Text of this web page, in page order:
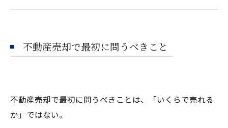
相続・承継の視点で売却を考える
売る・持つ・活用するを比較する5つの視点
まとめ：売却は出口ではなく資産戦略の再設計
不動産売却で最初に問うべきこと
不動産売却で最初に問うべきことは、「いくらで売れる
か」ではない。